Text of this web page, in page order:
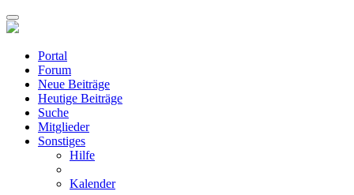
Portal
Forum
Neue Beiträge
Heutige Beiträge
Suche
Mitglieder
Sonstiges
Hilfe
Kalender